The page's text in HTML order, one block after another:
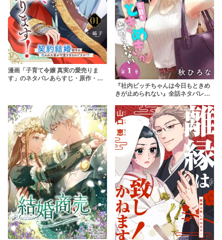
漫画「子育て令嬢 真実の愛売りま
す」のネタバレあらすじ・原作・無
『社内ビッチちゃんは今日もときめ
きが止められない』全話ネタバレあ
を使わずに安全に読もう